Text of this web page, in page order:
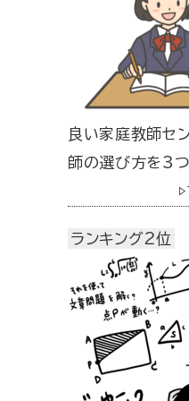
良い家庭教師セ
師の選び方を3
ランキング2位